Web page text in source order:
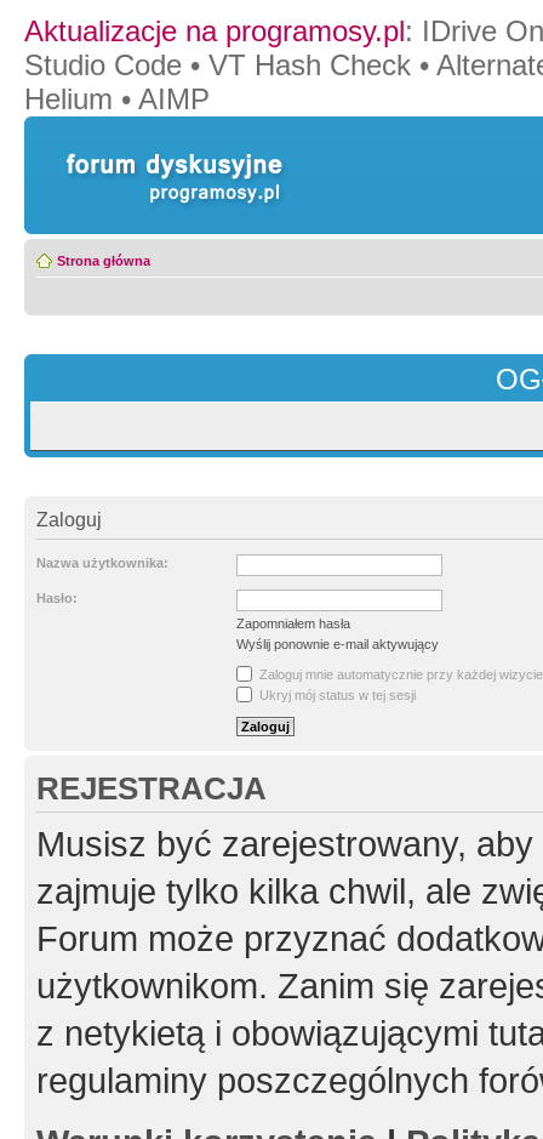
Aktualizacje na programosy.pl: IDrive
Studio Code • VT Hash Check •
Helium • AIMP
Strona główna
Zaloguj
Nazwa użytkownika:
Hasło:
Zapomniałem hasła
Wyślij ponownie e-mail aktywujący
Zaloguj mnie automatycznie przy każdej wizycie
Ukryj mój status w tej sesji
REJESTRACJA
Musisz być zarejestrowany,
zajmuje tylko kilka chwil, ale
Forum może przyznać
użytkownikom. Zanim się
z netykietą i obowiązującymi
regulaminy poszczególnych